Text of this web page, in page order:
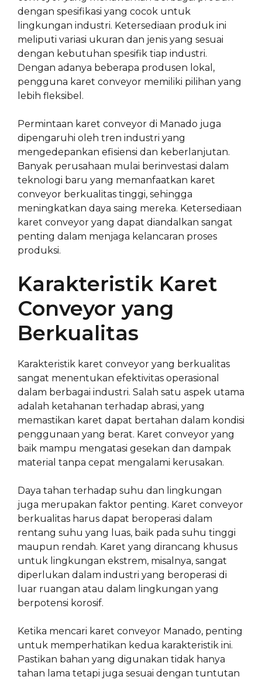
dengan spesifikasi yang cocok untuk
lingkungan industri. Ketersediaan produk ini
meliputi variasi ukuran dan jenis yang sesuai
dengan kebutuhan spesifik tiap industri.
Dengan adanya beberapa produsen lokal,
pengguna karet conveyor memiliki pilihan yang
lebih fleksibel.
Permintaan karet conveyor di Manado juga
dipengaruhi oleh tren industri yang
mengedepankan efisiensi dan keberlanjutan.
Banyak perusahaan mulai berinvestasi dalam
teknologi baru yang memanfaatkan karet
conveyor berkualitas tinggi, sehingga
meningkatkan daya saing mereka. Ketersediaan
karet conveyor yang dapat diandalkan sangat
penting dalam menjaga kelancaran proses
produksi.
Karakteristik Karet
Conveyor yang
Berkualitas
Karakteristik karet conveyor yang berkualitas
sangat menentukan efektivitas operasional
dalam berbagai industri. Salah satu aspek utama
adalah ketahanan terhadap abrasi, yang
memastikan karet dapat bertahan dalam kondisi
penggunaan yang berat. Karet conveyor yang
baik mampu mengatasi gesekan dan dampak
material tanpa cepat mengalami kerusakan.
Daya tahan terhadap suhu dan lingkungan
juga merupakan faktor penting. Karet conveyor
berkualitas harus dapat beroperasi dalam
rentang suhu yang luas, baik pada suhu tinggi
maupun rendah. Karet yang dirancang khusus
untuk lingkungan ekstrem, misalnya, sangat
diperlukan dalam industri yang beroperasi di
luar ruangan atau dalam lingkungan yang
berpotensi korosif.
Ketika mencari karet conveyor Manado, penting
untuk memperhatikan kedua karakteristik ini.
Pastikan bahan yang digunakan tidak hanya
tahan lama tetapi juga sesuai dengan tuntutan